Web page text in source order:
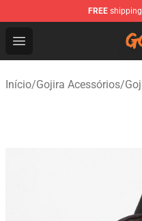
FREE
Open menu
Gojira Shop - Official
Início/Gojira Acessórios/